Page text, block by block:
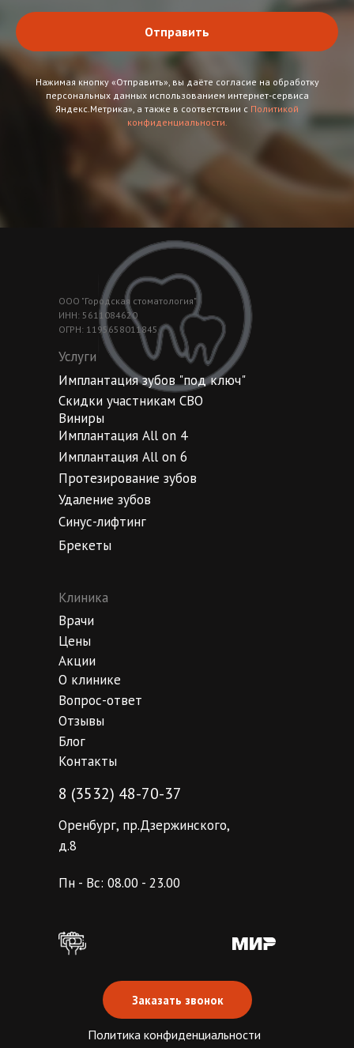
Отправить
Нажимая кнопку «Отправить», вы даёте согласие на обработку
персональных данных использованием интернет-сервиса
Яндекс.Метрика», а также в соответствии с Политикой
конфиденциальности.
ООО "Городская стоматология"
ИНН: 5611084620
ОГРН: 1195658011845
Услуги
Клиника
Протезирование зубов
Брекеты
Виниры
Удаление зубов
Имплантация All on 6
Синус-лифтинг
Имплантация All on 4
Имплантация зубов "под ключ"
Скидки участникам СВО
Врачи
Акции
Цены
О клинике
Блог
Контакты
Политика конфиденциальности
Отзывы
Вопрос-ответ
8 (3532) 48-70-37
Оренбург, пр.Дзержинского,
д.8
Пн - Вс: 08.00 - 23.00
Заказать звонок